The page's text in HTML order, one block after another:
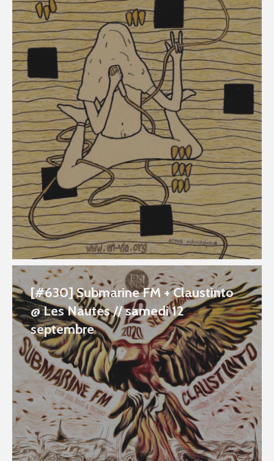
[#630] Submarine FM + Claustinto
@ Les Nautes // samedi 12
septembre